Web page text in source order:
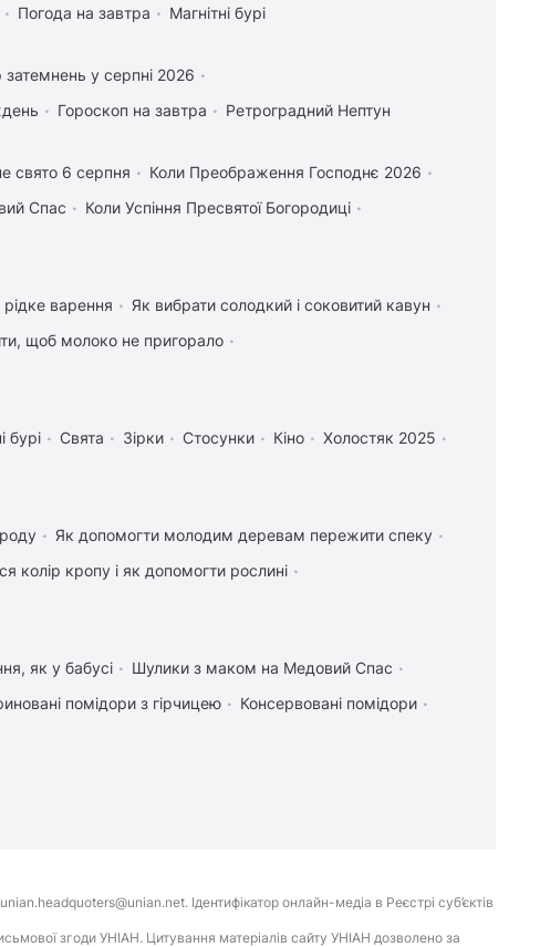
Погода на завтра Магнітні бурі
у серпні 2026
Гороскоп на завтра Ретроградний Нептун
свято 6 серпня
Коли Преображення Господнє 2026
Спас
Коли Успіння Пресвятої Богородиці
рідке варення
Як вибрати солодкий і соковитий кавун
щоб молоко не пригорало
бурі Свята Зірки Стосунки Кіно
Холостяк 2025
Як допомогти молодим деревам пережити спеку
колір кропу і як допомогти рослині
як у бабусі
Шулики з маком на Медовий Спас
помідори з гірчицею
Консервовані помідори
Ідентифікатор онлайн-медіа в Реєстрі суб’єктів
згоди УНІАН. Цитування матеріалів сайту УНІАН дозволено за